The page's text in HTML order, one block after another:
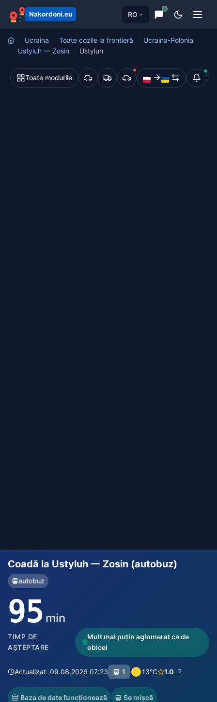
Nakordoni.eu RO
principal
Ucraina Toate cozile la frontieră
Ucraina-Polonia
Ustyluh — Zosin
Ustyluh
Toate modurile
Coadă la Ustyluh — Zosin (autobuz)
autobuz
95 min
TIMP DE
AȘTEPTARE
Mult mai puțin aglomerat ca de
obicei
Actualizat: 09.08.2026 07:23 1 13°C 1.0· 7
Baza de date funcționează Se mișcă